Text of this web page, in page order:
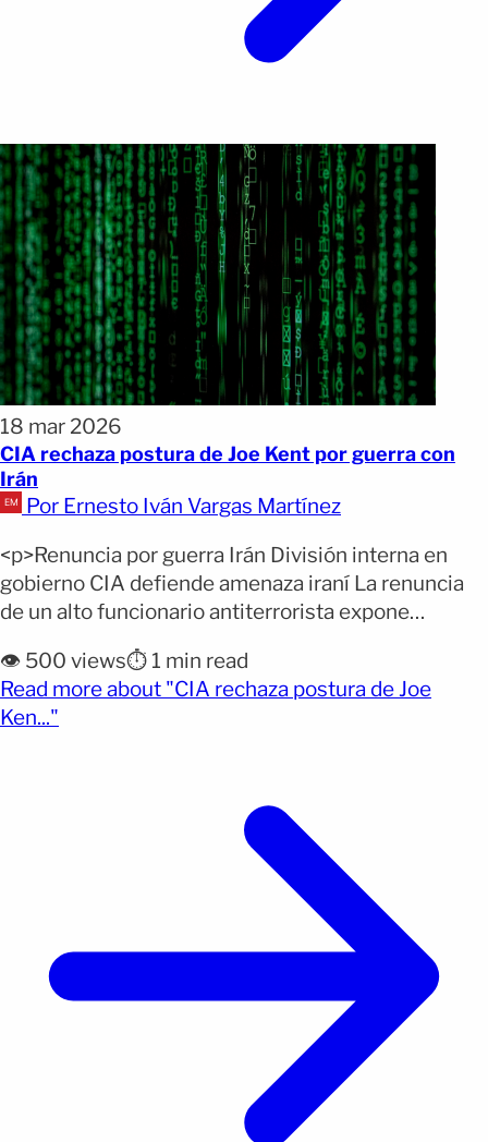
18 mar 2026
CIA rechaza postura de Joe Kent por guerra con
Irán
Por Ernesto Iván Vargas Martínez
<p>Renuncia por guerra Irán División interna en
gobierno CIA defiende amenaza iraní La renuncia
de un alto funcionario antiterrorista expone
guerra con Irán. La postura de seguridad nacional
del presidente Donald Trump enfrenta divisiones
internas tras la salida de Joe Kent. El ahora
👁️ 500 views⏱️ 1 min read
Read more about "CIA rechaza postura de Joe
Ken..."